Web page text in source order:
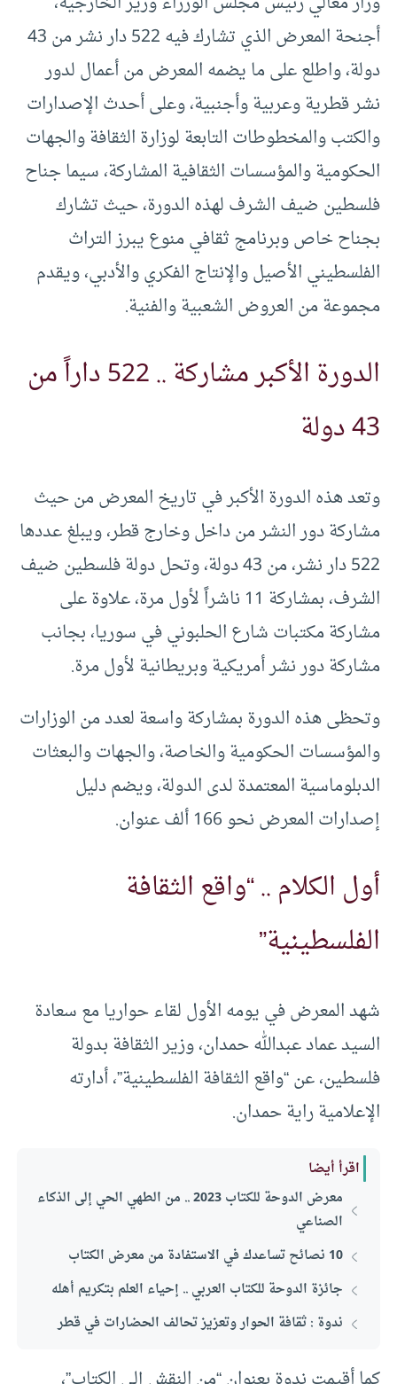
أجنحة المعرض الذي تشارك فيه 522 دار نشر من 43
دولة، واطلع على ما يضمه المعرض من أعمال لدور
نشر قطرية وعربية وأجنبية، وعلى أحدث الإصدارات
والكتب والمخطوطات التابعة لوزارة الثقافة والجهات
الحكومية والمؤسسات الثقافية المشاركة، سيما جناح
فلسطين ضيف الشرف لهذه الدورة، حيث تشارك
بجناح خاص وبرنامج ثقافي منوع يبرز التراث
الفلسطيني الأصيل والإنتاج الفكري والأدبي، ويقدم
مجموعة من العروض الشعبية والفنية.
الدورة الأكبر مشاركة .. 522 داراً من
43 دولة
وتعد هذه الدورة الأكبر في تاريخ المعرض من حيث
مشاركة دور النشر من داخل وخارج قطر، ويبلغ عددها
522 دار نشر، من 43 دولة، وتحل دولة فلسطين ضيف
الشرف، بمشاركة 11 ناشراً لأول مرة، علاوة على
مشاركة مكتبات شارع الحلبوني في سوريا، بجانب
مشاركة دور نشر أمريكية وبريطانية لأول مرة.
وتحظى هذه الدورة بمشاركة واسعة لعدد من الوزارات
والمؤسسات الحكومية والخاصة، والجهات والبعثات
الدبلوماسية المعتمدة لدى الدولة، ويضم دليل
إصدارات المعرض نحو 166 ألف عنوان.
أول الكلام .. “واقع الثقافة
الفلسطينية”
شهد المعرض في يومه الأول لقاء حواريا مع سعادة
السيد عماد عبدالله حمدان، وزير الثقافة بدولة
فلسطين، عن “واقع الثقافة الفلسطينية”، أدارته
الإعلامية راية حمدان.
اقرأ أيضا
معرض الدوحة للكتاب 2023 .. من الطهي الحي إلى الذكاء
الصناعي
10 نصائح تساعدك في الاستفادة من معرض الكتاب
جائزة الدوحة للكتاب العربي .. إحياء العلم بتكريم أهله
ندوة : ثقافة الحوار وتعزيز تحالف الحضارات في قطر